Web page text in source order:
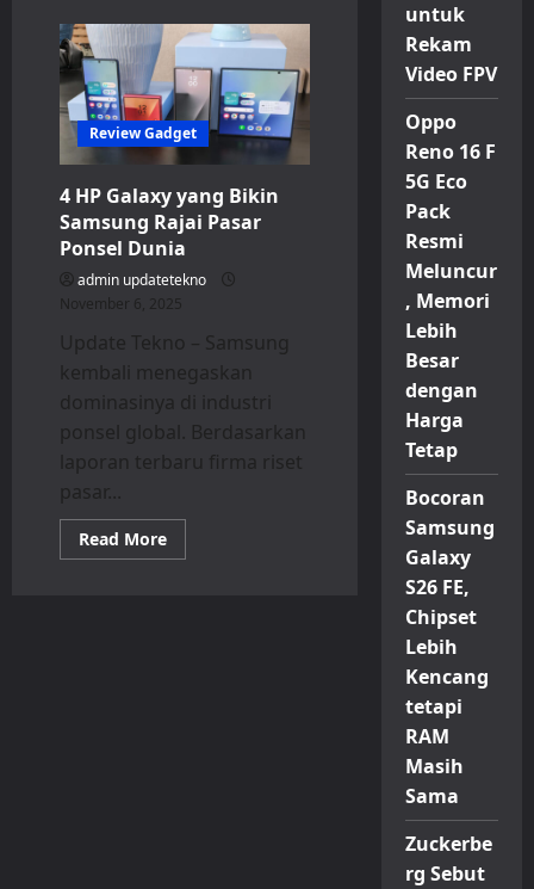
A6x
5G
dan
4G
Resmi
Dirilis,
Punya
Desain
Sama
Chipset
Berbeda
Review Gadget
4 HP Galaxy yang Bikin
Samsung Rajai Pasar
Ponsel Dunia
admin updatetekno
November 6, 2025
Update Tekno – Samsung
kembali menegaskan
dominasinya di industri
ponsel global. Berdasarkan
laporan terbaru firma riset
pasar...
Read MoreRead
more
untuk
Rekam
Video FPV
Oppo
Reno 16 F
5G Eco
Pack
Resmi
Meluncur
, Memori
Lebih
Besar
dengan
Harga
Tetap
Bocoran
Samsung
Galaxy
S26 FE,
Chipset
Lebih
Kencang
tetapi
RAM
Masih
Sama
Zuckerbe
rg Sebut